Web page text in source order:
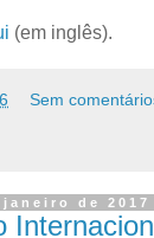
(em inglês).
Sem
de 2017